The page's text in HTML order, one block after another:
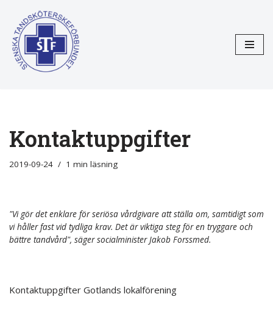
Hoppa
till
innehåll
Kontaktuppgifter
2019-09-24 1 min läsning
"Vi gör det enklare för seriösa vårdgivare att ställa om, samtidigt som
vi håller fast vid tydliga krav. Det är viktiga steg för en tryggare och
bättre tandvård", säger socialminister Jakob Forssmed.
Kontaktuppgifter Gotlands lokalförening